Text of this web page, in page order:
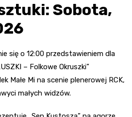
Sobota,
się o 12:00 przedstawieniem dla
– Folkowe Okruszki”
Małe Mi na scenie plenerowej RCK,
małych widzów.